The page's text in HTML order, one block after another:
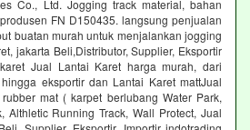
Co., Ltd. Jogging track material, bahan
FN D150435. langsung penjualan
buatan murah untuk menjalankan jogging
jakarta Beli,Distributor, Supplier, Eksportir
Jual Lantai Karet harga murah, dari
eksportir dan Lantai Karet mattJual
mat ( karpet berlubang Water Park,
Althletic Running Track, Wall Protect, Jual